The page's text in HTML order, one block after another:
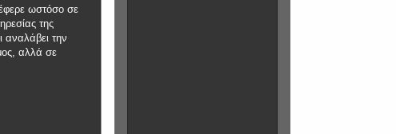
ωστόσο σε
της
αναλάβει την
αλλά σε